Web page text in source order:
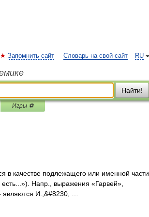
RU
Запомнить сайт Словарь на свой сайт
Найти!
Игры ⚽
в качестве подлежащего или именной части
Напр., выражения «Гарвей»,
И.,&#8230; …